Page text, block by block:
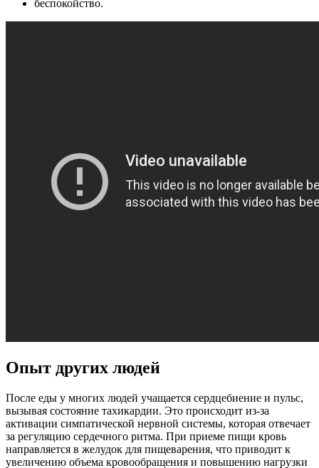
беспокойство.
Опыт других людей
После еды у многих людей учащается сердцебиение и пульс,
вызывая состояние тахикардии. Это происходит из-за
активации симпатической нервной системы, которая отвечает
за регуляцию сердечного ритма. При приеме пищи кровь
направляется в желудок для пищеварения, что приводит к
увеличению объема кровообращения и повышению нагрузки